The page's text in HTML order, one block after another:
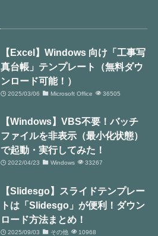
【Excel】Windows 向け「工事写
真台帳」テンプレート（無料ダウ
ンロード可能！）
2025/03/06 Microsoft Office 36505
【Windows】VBS不要！バッチ
ファイルを非表示（最小化状態）
で起動・実行してみた！
2022/04/23 Windows 33267
【Slidesgo】スライドテンプレー
トは「Slidesgo」が便利！ダウン
ロード方法まとめ！
2025/09/03 その他 10968